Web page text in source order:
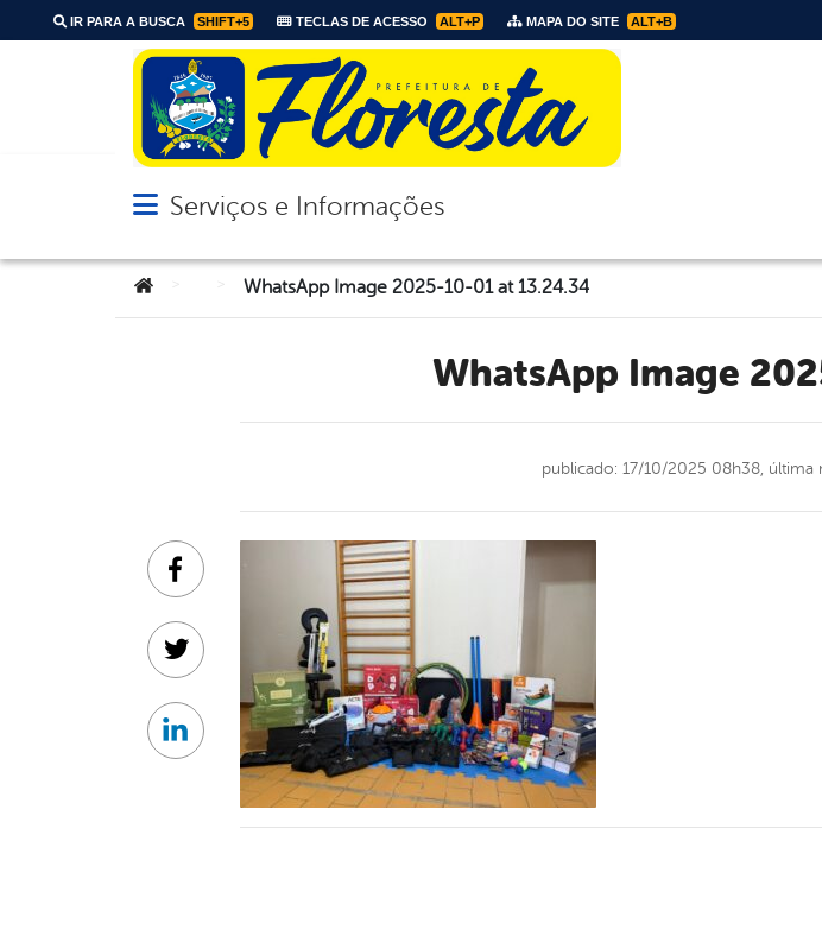
IR PARA A BUSCA SHIFT+5 TECLAS DE ACESSO ALT+P MAPA DO SITE ALT+B
Abrir menu principal de navegação
Serviços e Informações
Você está aqui:WhatsApp Image 2025-10-01 at 13.24.34
WhatsApp Image
publicado: 17/10/2025 08h38, última
Facebook
Twitter
Linkedin